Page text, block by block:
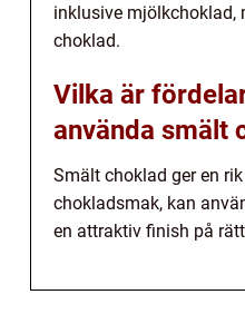
inklusive mjölkchoklad,
choklad.
Vilka är
använda smält
Smält choklad ger en
chokladsmak, kan
en attraktiv finish på